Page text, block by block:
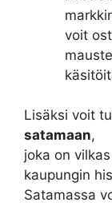
voit
Lisäksi voit
satamaan,
joka on
kaupungin
Satamassa